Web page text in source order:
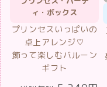
プリンセスいっぱいの
卓上アレンジ♡
飾って楽しむバルーン
ギフト
送料無料5,240円